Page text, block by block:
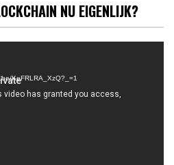
NU EIGENLIJK?
KeFRLRA_XzQ?_=1